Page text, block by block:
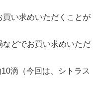
買い求めいただくことが
などでお買い求めいただ
滴（今回は、シトラス